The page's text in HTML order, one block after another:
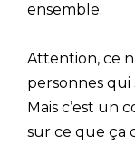
ensemble.
Attention, ce
personnes qui
Mais c’est un
sur ce que ça